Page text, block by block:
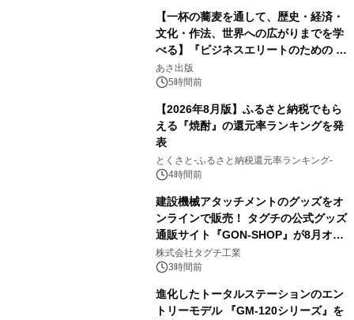
【一杯の蕎麦を通して、歴史・経済・
文化・作法、世界への広がりまでを学
べる】『ビジネスエリートのための 教
養としての蕎麦』2026年8月25日
（火）発売
あさ出版
5時間前
【2026年8月版】ふるさと納税でもら
える『焼酎』の還元率ランキングを発
表
とくさと-ふるさと納税還元率ランキング-
4時間前
建設機械アタッチメントのグッズをオ
ンラインで販売！ タグチの公式グッズ
通販サイト『GON-SHOP』が8月オー
プン
株式会社タグチ工業
3時間前
進化したトータルステーションのエン
トリーモデル 『GM-120シリーズ』を